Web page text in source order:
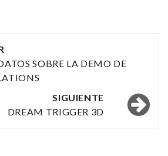
SOBRE LA DEMO DE
SIGUIENTE
DREAM TRIGGER 3D